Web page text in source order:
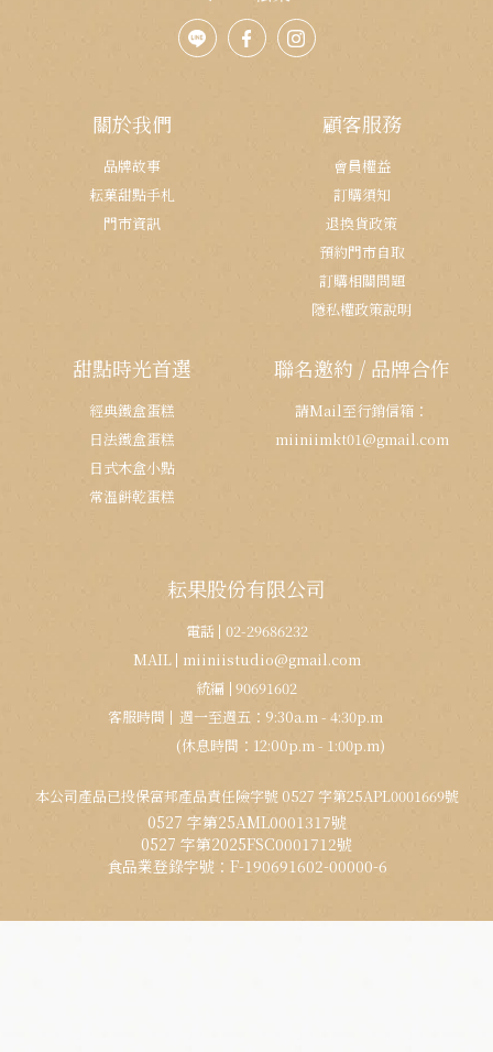
關於我們
品牌故事
耘菓甜點手札
門市資訊
顧客服務
會員權益
訂購須知
退換貨政策
預約門市自取
訂購相關問題
隱私權政策說明
甜點時光首選
經典鐵盒蛋糕
日法鐵盒蛋糕
日式木盒小點
常溫餅乾蛋糕
聯名邀約 / 品牌合作
請Mail至行銷信箱：
miiniimkt01@gmail.com
耘果股份有限公司
電話 02-29686232
MAIL
miiniistudio@gmail.com
統編 90691602
客服時間
週一至週五：9:30a.m - 4:30p.m
(休息時間：12:00p.m - 1:00p.m)
本公司產品已投保富邦產品責任險字號 0527 字第25APL0001669號
0527 字第25AML0001317號
0527 字第2025FSC0001712號
食品業登錄字號：F-190691602-00000-6